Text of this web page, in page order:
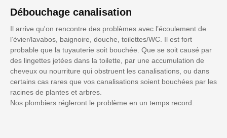
Débouchage canalisation
Il arrive qu'on rencontre des problèmes avec l’écoulement de
l’évier/lavabos, baignoire, douche, toilettes/WC. Il est fort
probable que la tuyauterie soit bouchée. Que se soit causé par
des lingettes jetées dans la toilette, par une accumulation de
cheveux ou nourriture qui obstruent les canalisations, ou dans
certains cas rares que vos canalisations soient bouchées par les
racines de plantes et arbres.
Nos plombiers régleront le problème en un temps record.